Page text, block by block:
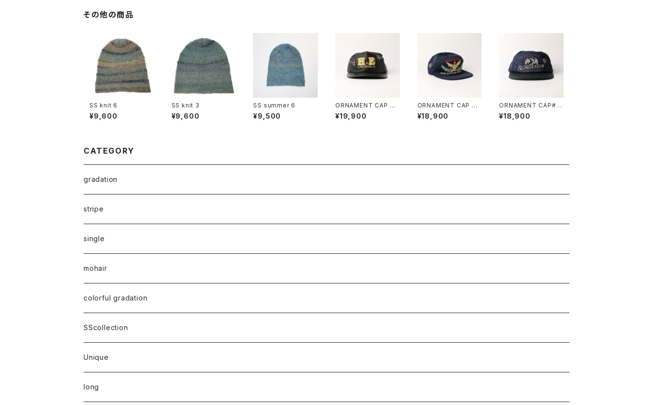
その他の商品
SS knit 6
¥9,600
SS knit 3
¥9,600
SS summer 6
¥9,500
ORNAMENT CAP #1
1
¥19,900
ORNAMENT CAP #1
2
¥18,900
ORNAMENT CAP#0
8
¥18,900
CATEGORY
gradation
stripe
single
mohair
colorful gradation
SScollection
Unique
long